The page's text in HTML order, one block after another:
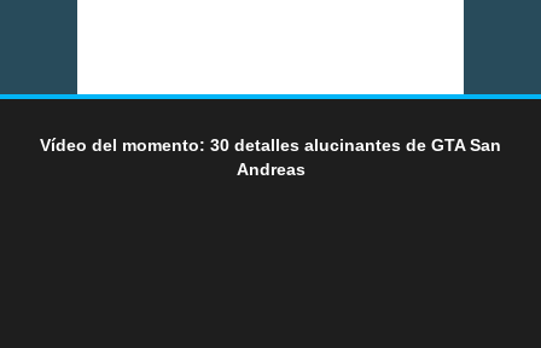
Vídeo del momento: 30 detalles alucinantes de GTA San
Andreas